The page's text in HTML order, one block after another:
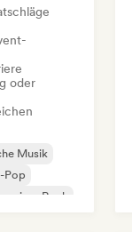
oder
Musik
Pop
Rock